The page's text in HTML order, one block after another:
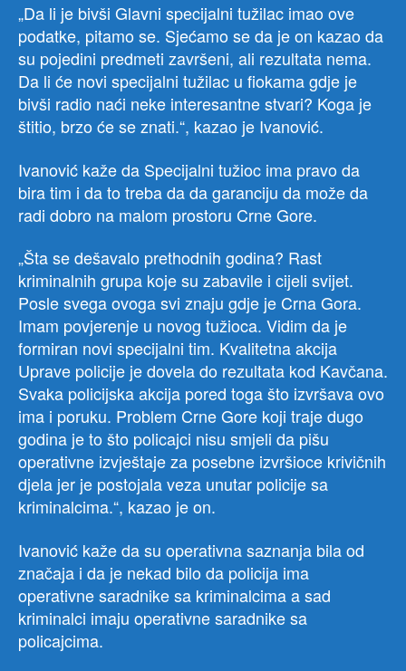
„Da li je bivši Glavni specijalni tužilac imao ove
podatke, pitamo se. Sjećamo se da je on kazao da
su pojedini predmeti završeni, ali rezultata nema.
Da li će novi specijalni tužilac u fiokama gdje je
bivši radio naći neke interesantne stvari? Koga je
štitio, brzo će se znati.“, kazao je Ivanović.
Ivanović kaže da Specijalni tužioc ima pravo da
bira tim i da to treba da da garanciju da može da
radi dobro na malom prostoru Crne Gore.
„Šta se dešavalo prethodnih godina? Rast
kriminalnih grupa koje su zabavile i cijeli svijet.
Posle svega ovoga svi znaju gdje je Crna Gora.
Imam povjerenje u novog tužioca. Vidim da je
formiran novi specijalni tim. Kvalitetna akcija
Uprave policije je dovela do rezultata kod Kavčana.
Svaka policijska akcija pored toga što izvršava ovo
ima i poruku. Problem Crne Gore koji traje dugo
godina je to što policajci nisu smjeli da pišu
operativne izvještaje za posebne izvršioce krivičnih
djela jer je postojala veza unutar policije sa
kriminalcima.“, kazao je on.
Ivanović kaže da su operativna saznanja bila od
značaja i da je nekad bilo da policija ima
operativne saradnike sa kriminalcima a sad
kriminalci imaju operativne saradnike sa
policajcima.